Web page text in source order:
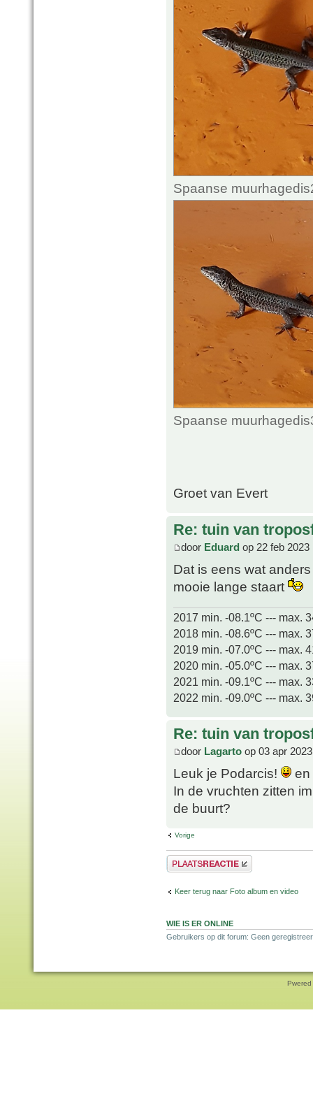
Spaanse
Spaanse
Groet van Evert
Re: tuin van
door Eduard op 22 feb 2023
Dat is eens wat
mooie lange staart
2017 min. -08.1ºC --- max.
2018 min. -08.6ºC --- max.
2019 min. -07.0ºC --- max.
2020 min. -05.0ºC --- max.
2021 min. -09.1ºC --- max.
2022 min. -09.0ºC --- max.
Re: tuin van
door Lagarto op 03 apr
Leuk je Podarcis!
en
In de vruchten zitten
de buurt?
Vorige
Plaats een reactie
Keer terug naar Foto album en video
WIE IS ER ONLINE
Gebruikers op dit forum: Geen